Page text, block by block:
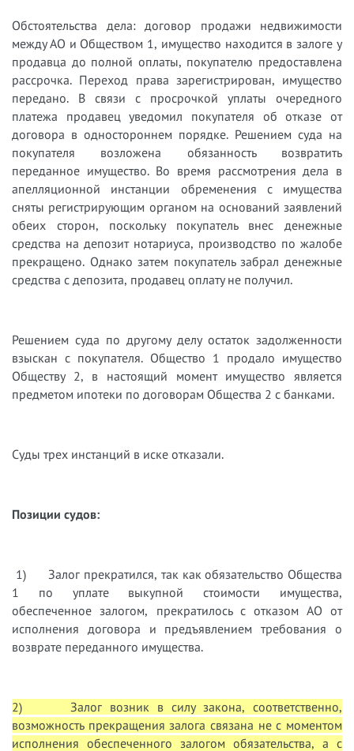
Обстоятельства дела: договор продажи недвижимости
между АО и Обществом 1, имущество находится в залоге у
продавца до полной оплаты, покупателю предоставлена
рассрочка. Переход права зарегистрирован, имущество
передано. В связи с просрочкой уплаты очередного
платежа продавец уведомил покупателя об отказе от
договора в одностороннем порядке. Решением суда на
покупателя возложена обязанность возвратить
переданное имущество. Во время рассмотрения дела в
апелляционной инстанции обременения с имущества
сняты регистрирующим органом на оснований заявлений
обеих сторон, поскольку покупатель внес денежные
средства на депозит нотариуса, производство по жалобе
прекращено. Однако затем покупатель забрал денежные
средства с депозита, продавец оплату не получил.
Решением суда по другому делу остаток задолженности
взыскан с покупателя. Общество 1 продало имущество
Обществу 2, в настоящий момент имущество является
предметом ипотеки по договорам Общества 2 с банками.
Суды трех инстанций в иске отказали.
Позиции судов:
1) Залог прекратился, так как обязательство Общества
1 по уплате выкупной стоимости имущества,
обеспеченное залогом, прекратилось с отказом АО от
исполнения договора и предъявлением требования о
возврате переданного имущества.
2) Залог возник в силу закона, соответственно,
возможность прекращения залога связана не с моментом
исполнения обеспеченного залогом обязательства, а с